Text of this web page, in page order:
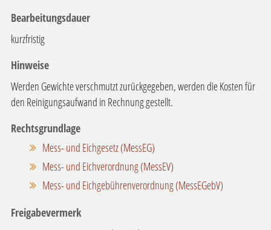
Bearbeitungsdauer
kurzfristig
Hinweise
Werden Gewichte verschmutzt zurückgegeben, werden die Kosten für
den Reinigungsaufwand in Rechnung gestellt.
Rechtsgrundlage
Mess- und Eichgesetz (MessEG)
Mess- und Eichverordnung (MessEV)
Mess- und Eichgebührenverordnung (MessEGebV)
Freigabevermerk